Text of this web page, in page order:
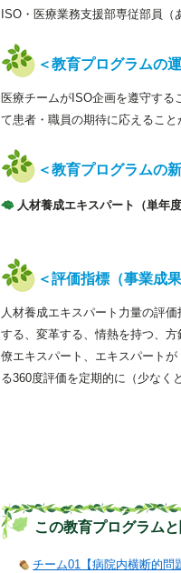
ISO・医療業務支援部専従部員
＜教育プログラムの
医療チームがISO企画を遵守する
て患者・職員の期待に応えること
＜教育プログラムの
人材養成エキスパート（単年
＜評価指標（事業成
人材養成エキスパート力量の評
する、変革する、情熱を持つ、
僚エキスパート、エキスパート
る360度評価を定期的に（少なく
この教育プログラム
チーム01【病院内横断的問